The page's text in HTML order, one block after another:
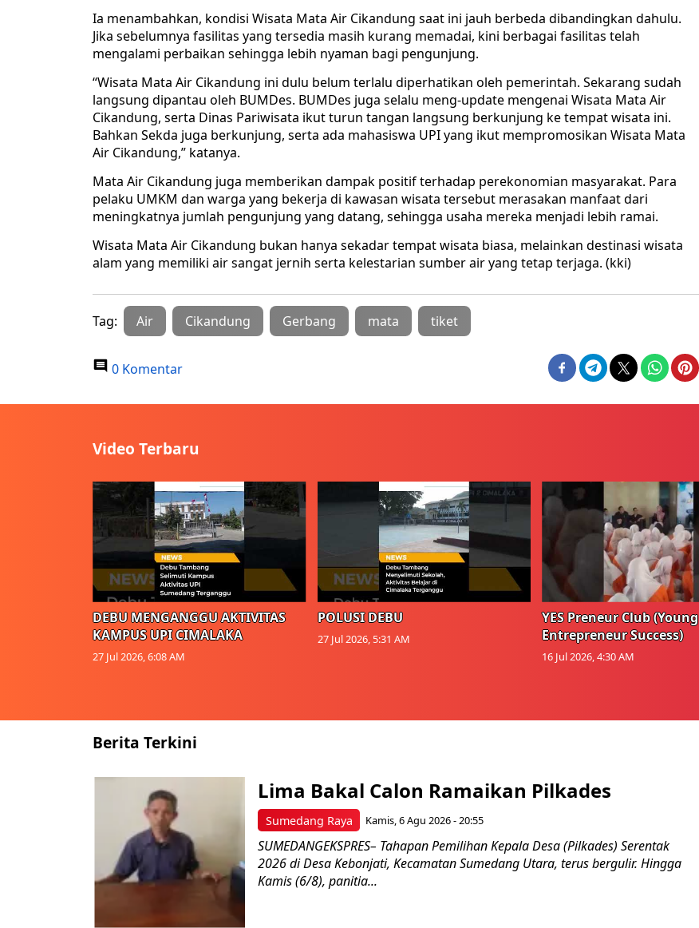
Ia menambahkan, kondisi Wisata Mata Air Cikandung saat ini jauh berbeda dibandingkan dahulu.
Jika sebelumnya fasilitas yang tersedia masih kurang memadai, kini berbagai fasilitas telah
mengalami perbaikan sehingga lebih nyaman bagi pengunjung.
“Wisata Mata Air Cikandung ini dulu belum terlalu diperhatikan oleh pemerintah. Sekarang sudah
langsung dipantau oleh BUMDes. BUMDes juga selalu meng-update mengenai Wisata Mata Air
Cikandung, serta Dinas Pariwisata ikut turun tangan langsung berkunjung ke tempat wisata ini.
Bahkan Sekda juga berkunjung, serta ada mahasiswa UPI yang ikut mempromosikan Wisata Mata
Air Cikandung,” katanya.
Mata Air Cikandung juga memberikan dampak positif terhadap perekonomian masyarakat. Para
pelaku UMKM dan warga yang bekerja di kawasan wisata tersebut merasakan manfaat dari
meningkatnya jumlah pengunjung yang datang, sehingga usaha mereka menjadi lebih ramai.
Wisata Mata Air Cikandung bukan hanya sekadar tempat wisata biasa, melainkan destinasi wisata
alam yang memiliki air sangat jernih serta kelestarian sumber air yang tetap terjaga. (kki)
Tag: Air Cikandung Gerbang mata tiket
0 Komentar
Video Terbaru
DEBU MENGANGGU AKTIVITAS
KAMPUS UPI CIMALAKA
27 Jul 2026, 6:08 AM
POLUSI DEBU
27 Jul 2026, 5:31 AM
YES Preneur Club (Young
Entrepreneur Success)
16 Jul 2026, 4:30 AM
Berita Terkini
Sumedang Raya
Lima Bakal Calon Ramaikan Pilkades
Kamis, 6 Agu 2026 - 20:55
SUMEDANGEKSPRES– Tahapan Pemilihan Kepala Desa (Pilkades) Serentak
2026 di Desa Kebonjati, Kecamatan Sumedang Utara, terus bergulir. Hingga
Kamis (6/8), panitia...